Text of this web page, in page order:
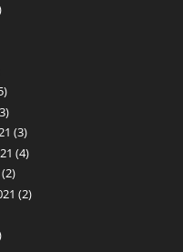
(3)
(4)
(2)
(2)